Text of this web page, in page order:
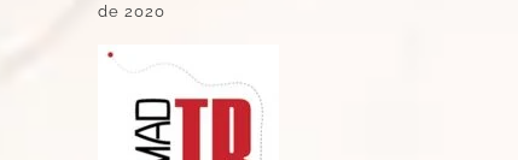
de 2020